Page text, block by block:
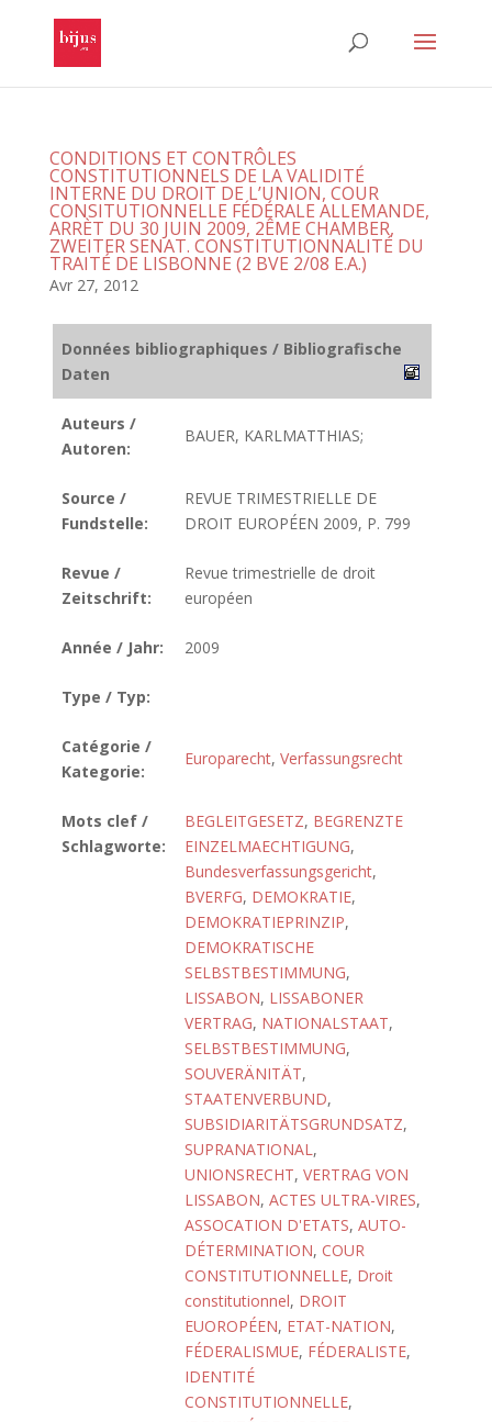
CONDITIONS ET CONTRÔLES
CONSTITUTIONNELS DE LA VALIDITÉ
INTERNE DU DROIT DE L’UNION, COUR
CONSITUTIONNELLE FÉDÉRALE ALLEMANDE,
ARRÈT DU 30 JUIN 2009, 2ÊME CHAMBER,
ZWEITER SENAT. CONSTITUTIONNALITÉ DU
TRAITÉ DE LISBONNE (2 BVE 2/08 E.A.)
Avr 27, 2012
Données bibliographiques / Bibliografische
Daten
Auteurs /
Autoren:
BAUER, KARLMATTHIAS;
Source /
Fundstelle:
REVUE TRIMESTRIELLE DE
DROIT EUROPÉEN 2009, P. 799
Revue /
Zeitschrift:
Revue trimestrielle de droit
européen
Année / Jahr: 2009
Type / Typ:
Catégorie /
Kategorie:
Europarecht, Verfassungsrecht
Mots clef /
Schlagworte:
BEGLEITGESETZ, BEGRENZTE
EINZELMAECHTIGUNG,
Bundesverfassungsgericht,
BVERFG, DEMOKRATIE,
DEMOKRATIEPRINZIP,
DEMOKRATISCHE
SELBSTBESTIMMUNG,
LISSABON, LISSABONER
VERTRAG, NATIONALSTAAT,
SELBSTBESTIMMUNG,
SOUVERÄNITÄT,
STAATENVERBUND,
SUBSIDIARITÄTSGRUNDSATZ,
SUPRANATIONAL,
UNIONSRECHT, VERTRAG VON
LISSABON, ACTES ULTRA-VIRES,
ASSOCATION D'ETATS, AUTO-
DÉTERMINATION, COUR
CONSTITUTIONNELLE, Droit
constitutionnel, DROIT
EUOROPÉEN, ETAT-NATION,
FÉDERALISMUE, FÉDERALISTE,
IDENTITÉ
CONSTITUTIONNELLE,